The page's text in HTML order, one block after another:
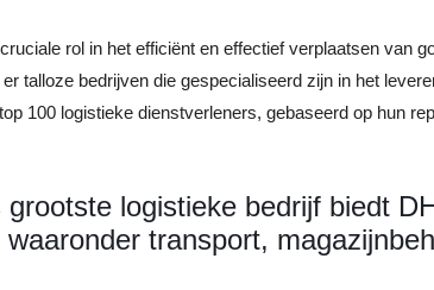
rol in het efficiënt en effectief verplaatsen van
talloze bedrijven die gespecialiseerd zijn in het
100 logistieke dienstverleners, gebaseerd op hun
grootste logistieke bedrijf biedt
transport,